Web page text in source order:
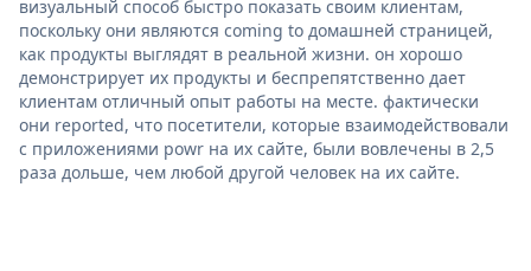
визуальный способ быстро показать своим клиентам,
поскольку они являются coming to домашней страницей,
как продукты выглядят в реальной жизни. он хорошо
демонстрирует их продукты и беспрепятственно дает
клиентам отличный опыт работы на месте. фактически
они reported, что посетители, которые взаимодействовали
с приложениями powr на их сайте, были вовлечены в 2,5
раза дольше, чем любой другой человек на их сайте.